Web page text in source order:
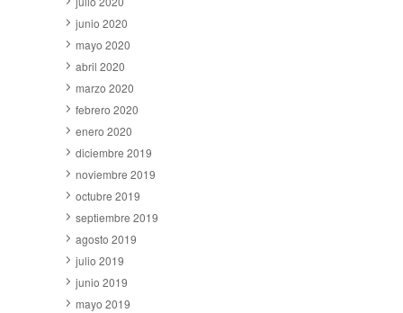
junio 2020
mayo 2020
abril 2020
marzo 2020
febrero 2020
enero 2020
diciembre 2019
noviembre 2019
octubre 2019
septiembre 2019
agosto 2019
julio 2019
junio 2019
mayo 2019